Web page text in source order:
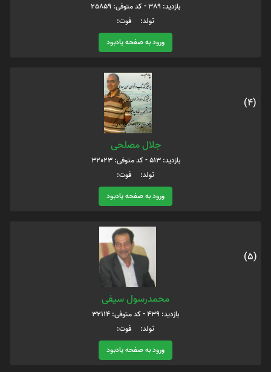
بازدید: 389 - کد متوفی: 25859
تولد: فوت:
ورود به صفحه یادبود
(4)
جلال مصلحی
بازدید: 513 - کد متوفی: 32023
تولد: فوت:
ورود به صفحه یادبود
(5)
محمدرسول سیفی
بازدید: 439 - کد متوفی: 32114
تولد: فوت:
ورود به صفحه یادبود